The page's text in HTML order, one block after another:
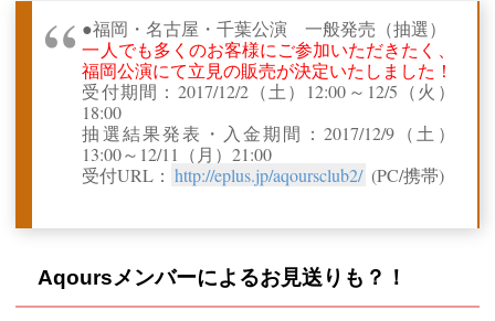
●福岡・名古屋・千葉公演 一般発売（抽選）
一人でも多くのお客様にご参加いただきたく、
福岡公演にて立見の販売が決定いたしました！
受付期間：2017/12/2（土）12:00～12/5（火）
18:00
抽選結果発表・入金期間：2017/12/9（土）
13:00～12/11（月）21:00
受付URL： http://eplus.jp/aqoursclub2/ (PC/携帯)
Aqoursメンバーによるお見送りも？！